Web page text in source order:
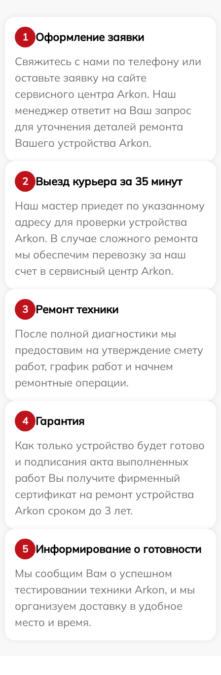
1
Оформление заявки
Свяжитесь с нами по телефону или
оставьте заявку на сайте
сервисного центра Arkon. Наш
менеджер ответит на Ваш запрос
для уточнения деталей ремонта
Вашего устройства Arkon.
2
Выезд курьера за 35 минут
Наш мастер приедет по указанному
адресу для проверки устройства
Arkon. В случае сложного ремонта
мы обеспечим перевозку за наш
счет в сервисный центр Arkon.
3
Ремонт техники
После полной диагностики мы
предоставим на утверждение смету
работ, график работ и начнем
ремонтные операции.
4
Гарантия
Как только устройство будет готово
и подписания акта выполненных
работ Вы получите фирменный
сертификат на ремонт устройства
Arkon сроком до 3 лет.
5
Информирование о готовности
Мы сообщим Вам о успешном
тестировании техники Arkon, и мы
организуем доставку в удобное
место и время.